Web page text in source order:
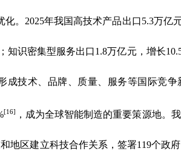
。 2025年我国高技术产品出口5.3万亿
知识密集型服务出口1.8万亿元，增长
成技术、品牌、质量、服务等国际竞争
[16] ，成为全球智能制造的重要策源地。
地区建立科技合作关系，签署119个政